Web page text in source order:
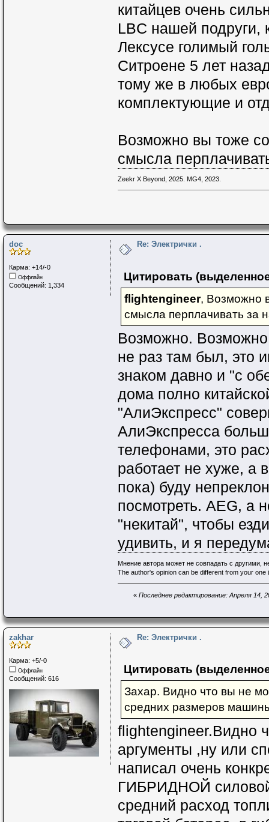
китайцев очень
LBC нашей подруги,
Лексусе голимый
Ситроене 5 лет
тому же в любых
комплектующие и
Возможно вы тоже
смысла
Zeekr X Beyond, 2025. MG4, 2023.
doc
Карма: +14/-0
Оффлайн
Сообщений: 1,334
Re: Электрички .
Цитировать
flightengineer, Возможно
смысла перплачивать за
Возможно.
не раз там был, это
знаком давно и "с
дома полно
"АлиЭкспресс"
АлиЭкспресса
телефонами, это
работает не хуже, а
пока) буду
посмотреть. AEG, а
"некитай", чтобы
удивить, и я
Мнение автора может не совпадать с другими,
The author's opinion can be different from your
« Последнее редактирование: Апреля 14,
zakhar
Карма: +5/-0
Оффлайн
Сообщений: 616
Re: Электрички .
Цитировать
Захар. Видно что вы не
средних размеров
flightengineer.Видно
аргументы ,ну или
написал очень
ГИБРИДНОЙ
средний расход